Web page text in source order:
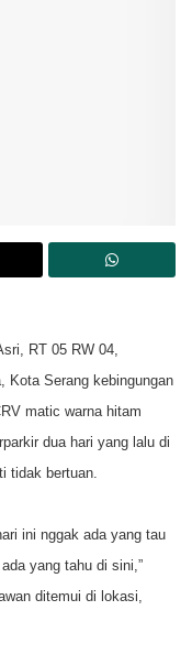
RT 05 RW 04,
Kota Serang kebingungan
matic warna hitam
dua hari yang lalu di
tidak bertuan.
ini nggak ada yang tau
yang tahu di sini,”
ditemui di lokasi,